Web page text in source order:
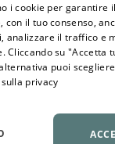
negozio
riservati ©
i cookie per garantire
con il tuo consenso,
analizzare il traffico e
Cliccando su "Accetta
puoi
privacy